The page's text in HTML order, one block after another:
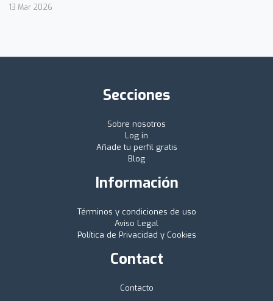
13 Mar 2026
Secciones
Sobre nosotros
Log in
Añade tu perfil gratis
Blog
Información
Términos y condiciones de uso
Aviso Legal
Política de Privacidad y Cookies
Contact
Contacto